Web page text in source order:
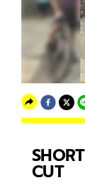
SHORT
CUT